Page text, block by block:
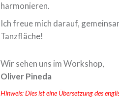
harmonieren.
Ich freue mich darauf,
Tanzfläche!
Wir sehen uns im Workshop,
Oliver Pineda
Hinweis: Dies ist eine Übersetzung des